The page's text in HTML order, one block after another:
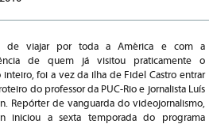
de viajar por toda a América e com a
de quem já visitou praticamente o
inteiro, foi a vez da ilha de Fidel Castro entrar
do professor da PUC-Rio e jornalista Luís
Repórter de vanguarda do videojornalismo,
iniciou a sexta temporada do programa